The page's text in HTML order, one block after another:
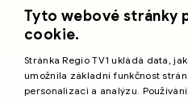
Tyto webové stránky
cookie.
Stránka Regio TV1 ukládá data,
umožnila základní funkčnost
personalizaci a analýzu.